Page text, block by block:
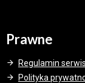
Prawne
Regulamin
Polityka